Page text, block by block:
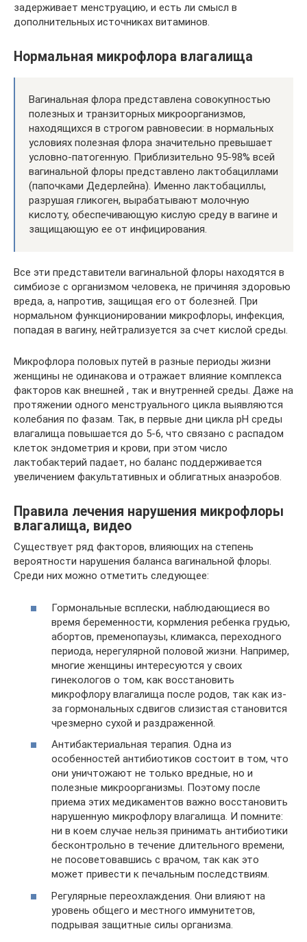
задерживает менструацию, и есть ли смысл в
дополнительных источниках витаминов.
Нормальная микрофлора влагалища
Вагинальная флора представлена совокупностью
полезных и транзиторных микроорганизмов,
находящихся в строгом равновесии: в нормальных
условиях полезная флора значительно превышает
условно-патогенную. Приблизительно 95-98% всей
вагинальной флоры представлено лактобациллами
(папочками Дедерлейна). Именно лактобациллы,
разрушая гликоген, вырабатывают молочную
кислоту, обеспечивающую кислую среду в вагине и
защищающую ее от инфицирования.
Все эти представители вагинальной флоры находятся в
симбиозе с организмом человека, не причиняя здоровью
вреда, а, напротив, защищая его от болезней. При
нормальном функционировании микрофлоры, инфекция,
попадая в вагину, нейтрализуется за счет кислой среды.
Микрофлора половых путей в разные периоды жизни
женщины не одинакова и отражает влияние комплекса
факторов как внешней , так и внутренней среды. Даже на
протяжении одного менструального цикла выявляются
колебания по фазам. Так, в первые дни цикла рН среды
влагалища повышается до 5-6, что связано с распадом
клеток эндометрия и крови, при этом число
лактобактерий падает, но баланс поддерживается
увеличением факультативных и облигатных анаэробов.
Правила лечения нарушения микрофлоры
влагалища, видео
Существует ряд факторов, влияющих на степень
вероятности нарушения баланса вагинальной флоры.
Среди них можно отметить следующее:
Гормональные всплески, наблюдающиеся во
время беременности, кормления ребенка грудью,
абортов, пременопаузы, климакса, переходного
периода, нерегулярной половой жизни. Например,
многие женщины интересуются у своих
гинекологов о том, как восстановить
микрофлору влагалища после родов, так как из-
за гормональных сдвигов слизистая становится
чрезмерно сухой и раздраженной.
Антибактериальная терапия. Одна из
особенностей антибиотиков состоит в том, что
они уничтожают не только вредные, но и
полезные микроорганизмы. Поэтому после
приема этих медикаментов важно восстановить
нарушенную микрофлору влагалища. И помните:
ни в коем случае нельзя принимать антибиотики
бесконтрольно в течение длительного времени,
не посоветовавшись с врачом, так как это
может привести к печальным последствиям.
Регулярные переохлаждения. Они влияют на
уровень общего и местного иммунитетов,
подрывая защитные силы организма.